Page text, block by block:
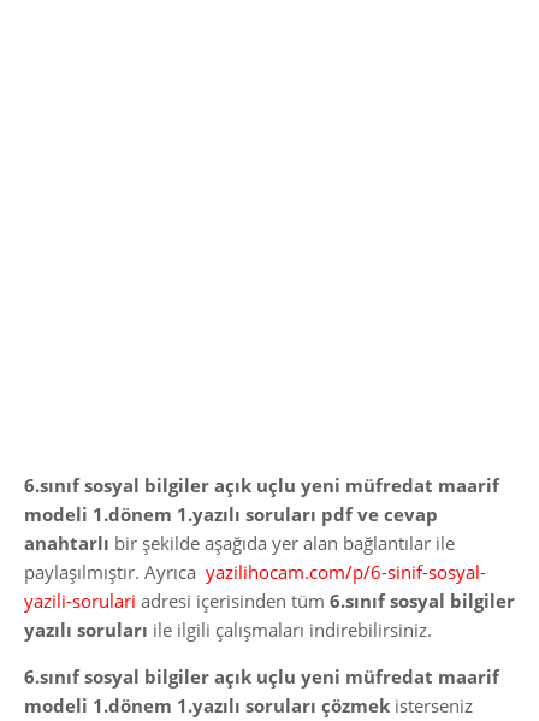
6.sınıf sosyal bilgiler açık uçlu yeni müfredat maarif
modeli 1.dönem 1.yazılı soruları pdf ve cevap
anahtarlı bir şekilde aşağıda yer alan bağlantılar ile
paylaşılmıştır. Ayrıca yazilihocam.com/p/6-sinif-sosyal-
yazili-sorulari adresi içerisinden tüm 6.sınıf sosyal bilgiler
yazılı soruları ile ilgili çalışmaları indirebilirsiniz.
6.sınıf sosyal bilgiler açık uçlu yeni müfredat maarif
modeli 1.dönem 1.yazılı soruları çözmek isterseniz